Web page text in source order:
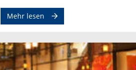
Mehr lesen zum Thema Stromerzeugung